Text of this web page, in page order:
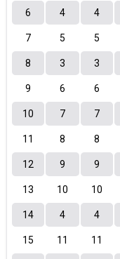
6 4 4
7 5 5
8 3 3
9 6 6
10 7 7
11 8 8
12 9 9
13 10 10
14 4 4
15 11 11